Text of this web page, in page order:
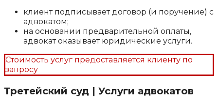
клиент подписывает договор (и поручение) с
адвокатом;
на основании предварительной оплаты,
адвокат оказывает юридические услуги.
Стоимость услуг предоставляется клиенту по
запросу
Третейский суд | Услуги адвокатов